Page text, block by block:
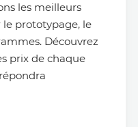
les meilleurs
prototypage, le
Découvrez
prix de chaque